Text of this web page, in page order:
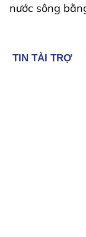
nước sông